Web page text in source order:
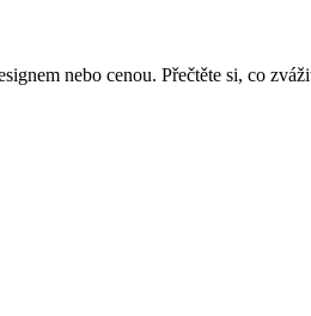
nebo cenou. Přečtěte si, co